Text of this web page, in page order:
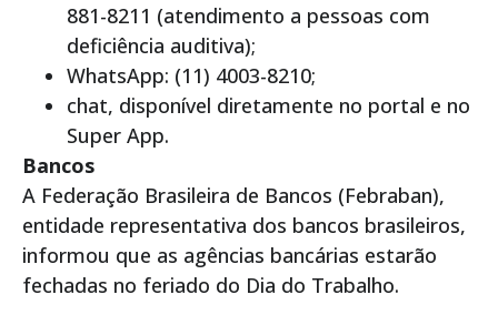
881-8211 (atendimento a pessoas com
deficiência auditiva);
WhatsApp: (11) 4003-8210;
chat, disponível diretamente no portal e no
Super App.
Bancos
A Federação Brasileira de Bancos (Febraban),
entidade representativa dos bancos brasileiros,
informou que as agências bancárias estarão
fechadas no feriado do Dia do Trabalho.